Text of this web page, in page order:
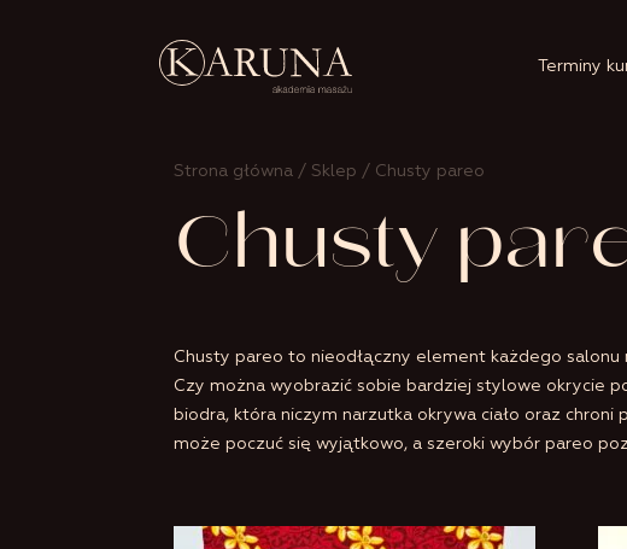
Terminy
Strona główna / Sklep / Chusty pareo
Chusty
Chusty pareo to nieodłączny element każdego
Czy można wyobrazić sobie bardziej stylowe okrycie
biodra, która niczym narzutka okrywa ciało oraz
może poczuć się wyjątkowo, a szeroki wybór pareo